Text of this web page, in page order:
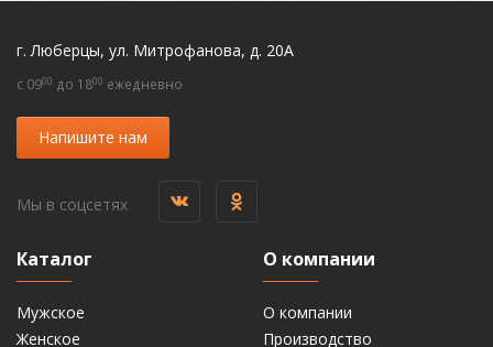
г. Люберцы, ул. Митрофанова, д. 20А
c 0900 до 1800 ежедневно
Напишите нам
Мы в соцсетях
Каталог
Мужское
Женское
О компании
О компании
Производство